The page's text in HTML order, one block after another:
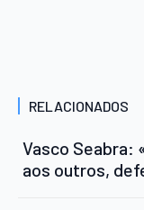
RELACIONADOS
Vasco Seabra:
aos outros,